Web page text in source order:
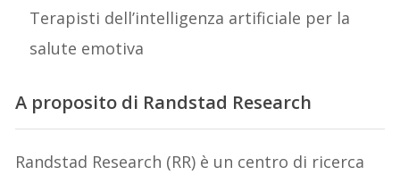
Terapisti dell’intelligenza artificiale per la
salute emotiva
A proposito di Randstad Research
Randstad Research (RR) è un centro di ricerca